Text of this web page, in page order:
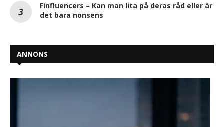
Finfluencers – Kan man lita på deras råd eller är
det bara nonsens
ANNONS